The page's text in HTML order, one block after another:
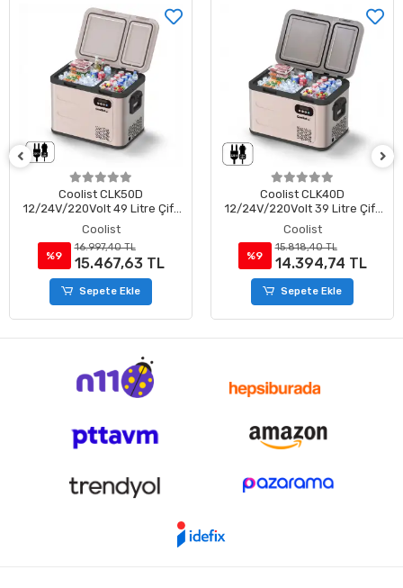
Coolist CLK50D
12/24V/220Volt 49 Litre Çift
Bölmeli Outdoor Kompresörlü
Bluetooth Bağlantılı Oto
Buzdolabı
Coolist
%9
16.997,40 TL
15.467,63 TL
Sepete Ekle
Coolist CLK40D
12/24V/220Volt 39 Litre Çift
Bölmeli Outdoor Kompresörlü
Bluetooth Bağlantılı Oto
Buzdolabı
Coolist
%9
15.818,40 TL
14.394,74 TL
Sepete Ekle